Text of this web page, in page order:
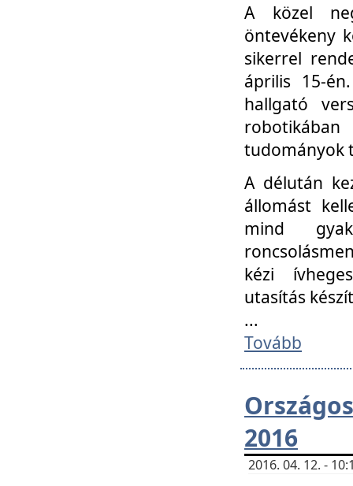
A közel
öntevékeny
sikerrel
április 15-
hallgató
tudományok
A délután
állomást
mind
kézi
utasítás
...
Tovább
2016
2016. 04. 12. -